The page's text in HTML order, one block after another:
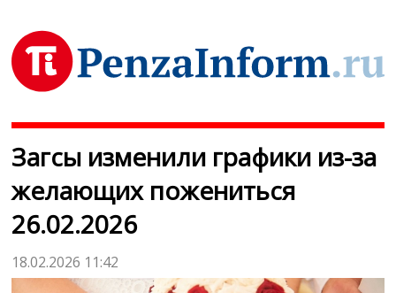
Загсы изменили графики из-за
желающих пожениться
26.02.2026
18.02.2026 11:42